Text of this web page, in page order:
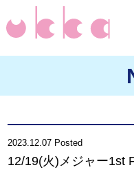
2023.12.07 Posted
12/19(火)メジャー1st